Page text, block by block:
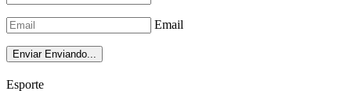
Email
Enviar Enviando...
Esporte